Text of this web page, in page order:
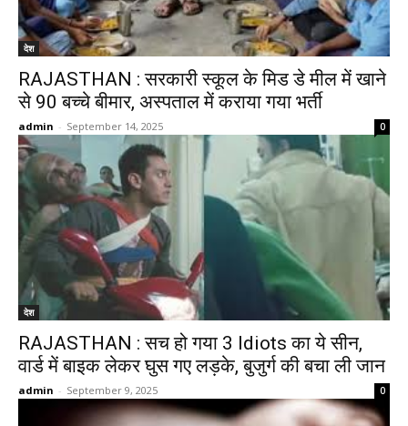
देश
RAJASTHAN : सरकारी स्कूल के मिड डे मील में खाने
से 90 बच्चे बीमार, अस्पताल में कराया गया भर्ती
admin - September 14, 2025 0
देश
RAJASTHAN : सच हो गया 3 Idiots का ये सीन,
वार्ड में बाइक लेकर घुस गए लड़के, बुजुर्ग की बचा ली जान
admin - September 9, 2025 0